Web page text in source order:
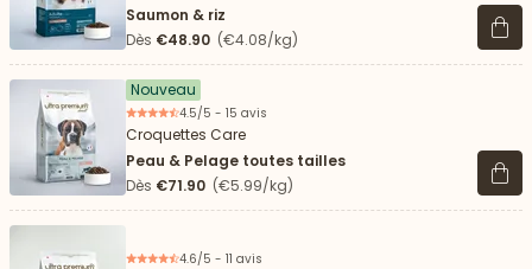
Saumon & riz
Dès €48.90 (€4.08/kg) Voir
Nouveau
4.5/5 - 15 avis
Croquettes Care
Peau & Pelage toutes tailles
Dès €71.90 (€5.99/kg) Voir
4.6/5 - 11 avis